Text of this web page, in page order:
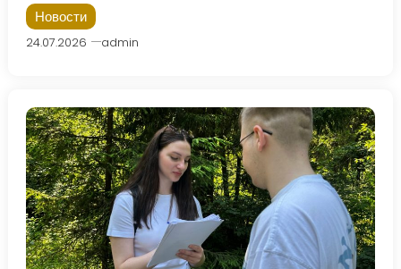
Новости
24.07.2026 admin